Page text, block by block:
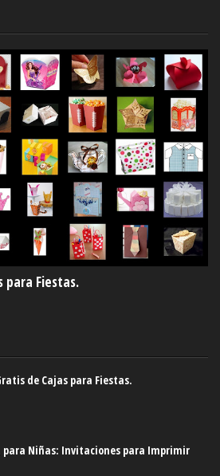
para Fiestas.
de Cajas para Fiestas.
para Niñas: Invitaciones para Imprimir